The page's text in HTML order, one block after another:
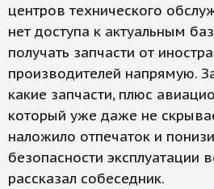
центров технического
нет доступа к актуальным
получать запчасти от
производителей напрямую.
какие запчасти, плюс
который уже даже не
наложило отпечаток и
безопасности эксплуатации
рассказал собеседник.